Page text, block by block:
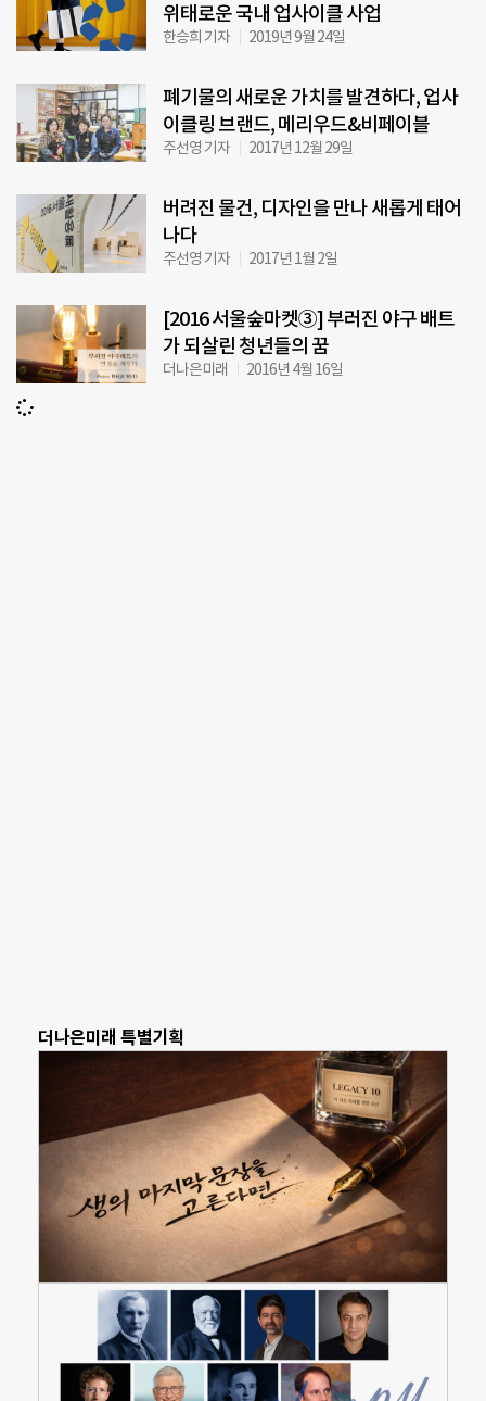
위태로운 국내 업사이클 사업
한승희 기자 2019년 9월 24일
폐기물의 새로운 가치를 발견하다, 업사
이클링 브랜드, 메리우드&비페이블
주선영 기자 2017년 12월 29일
버려진 물건, 디자인을 만나 새롭게 태어
나다
주선영 기자 2017년 1월 2일
[2016 서울숲마켓③] 부러진 야구 배트
가 되살린 청년들의 꿈
더나은미래 2016년 4월 16일
더나은미래 특별기획